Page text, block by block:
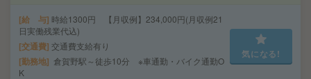
給 与 時給1300円 【月収例】234,000円(月収例21
日実働残業代込)
交通費 交通費支給有り
勤務地
倉賀野駅～徒歩10分 ※車通勤・バイク通勤O
K
気になる!